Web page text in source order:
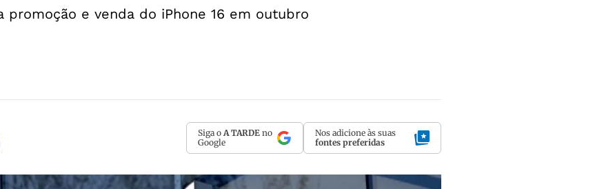
promoção e venda do iPhone 16 em outubro
Siga o A TARDE no
Google
Nos adicione às suas
fontes preferidas